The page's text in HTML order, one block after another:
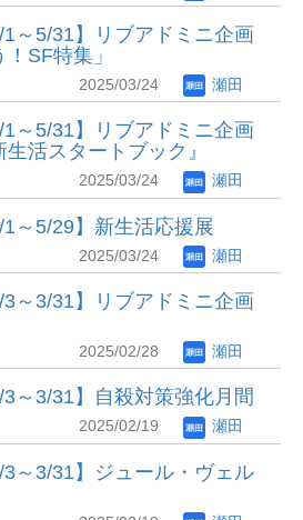
1～5/31】リブアドミニ企画
SF特集」
2025/03/24 瀬田
1～5/31】リブアドミニ企画
生活スタートブック』
2025/03/24 瀬田
1～5/29】新生活応援展
2025/03/24 瀬田
3～3/31】リブアドミニ企画
2025/02/28 瀬田
3～3/31】自殺対策強化月間
2025/02/19 瀬田
3～3/31】ジュール・ヴェル